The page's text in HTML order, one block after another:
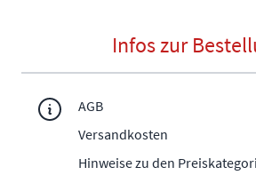
Infos zur
AGB
Versandkosten
Hinweise zu den